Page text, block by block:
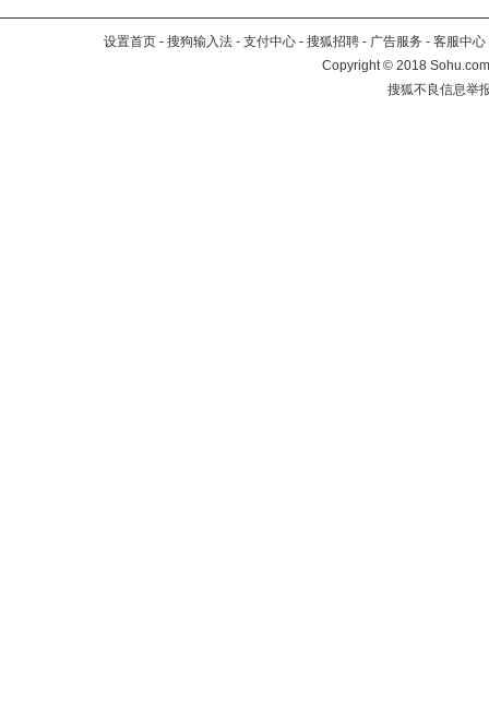
设置首页 - 搜狗输入法 - 支付中心 - 搜狐招聘 - 广告服务 - 客服中心
Copyright©2018
搜狐不良信息举